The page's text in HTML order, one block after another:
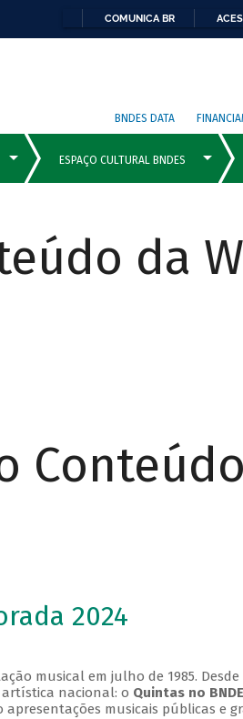
COMUNICA BR
BNDES DATA
da
2024
musical em julho de 1985.
nacional: o Quintas no
musicais públicas e